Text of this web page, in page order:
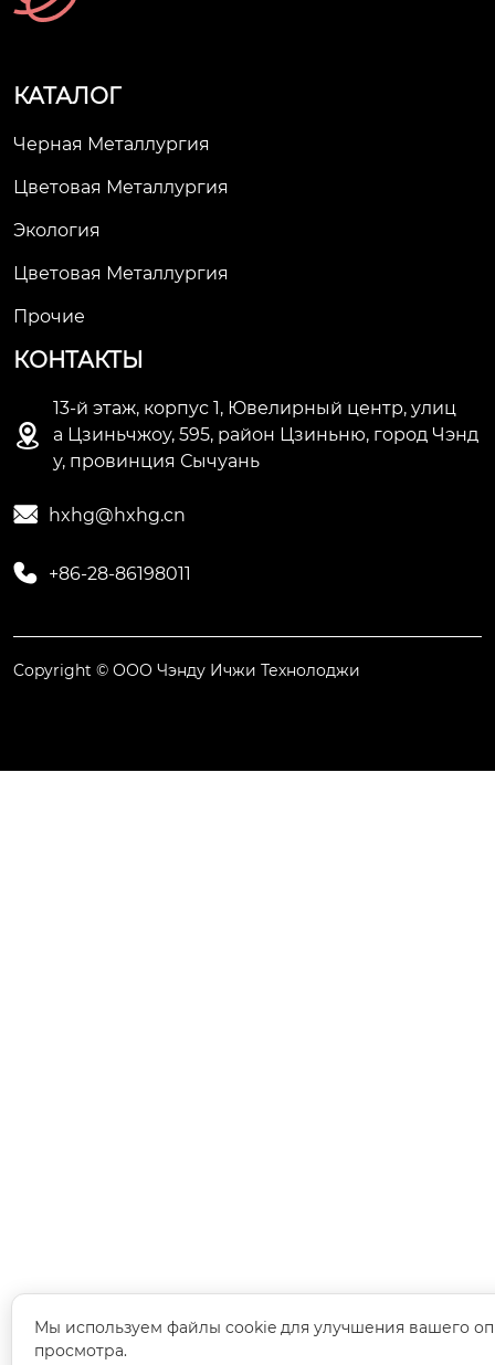
КАТАЛОГ
Черная Металлургия
Цветовая Металлургия
Экология
Цветовая Металлургия
Прочие
КОНТАКТЫ

13-й этаж, корпус 1, Ювелирный центр, улиц
а Цзиньчжоу, 595, район Цзиньню, город Чэнд
у, провинция Сычуань
 hxhg@hxhg.cn
 +86-28-86198011
Copyright © ООО Чэнду Ичжи Технолоджи
Мы используем файлы cookie для улучшения вашего
просмотра.